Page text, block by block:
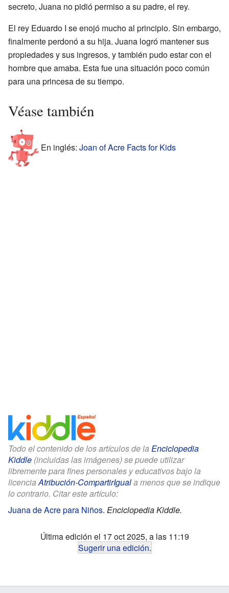
secreto, Juana no pidió permiso a su padre, el rey.
El rey Eduardo I se enojó mucho al principio. Sin embargo,
finalmente perdonó a su hija. Juana logró mantener sus
propiedades y sus ingresos, y también pudo estar con el
hombre que amaba. Esta fue una situación poco común
para una princesa de su tiempo.
Véase también
En inglés: Joan of Acre Facts for Kids
Todo el contenido de los artículos de la Enciclopedia
Kiddle (incluidas las imágenes) se puede utilizar
libremente para fines personales y educativos bajo la
licenciaAtribución-CompartirIguala menos que se indique
lo contrario. Citar este artículo:
Juana de Acre para Niños. Enciclopedia Kiddle.
Última edición el 17 oct 2025, a las 11:19
Sugerir una edición.